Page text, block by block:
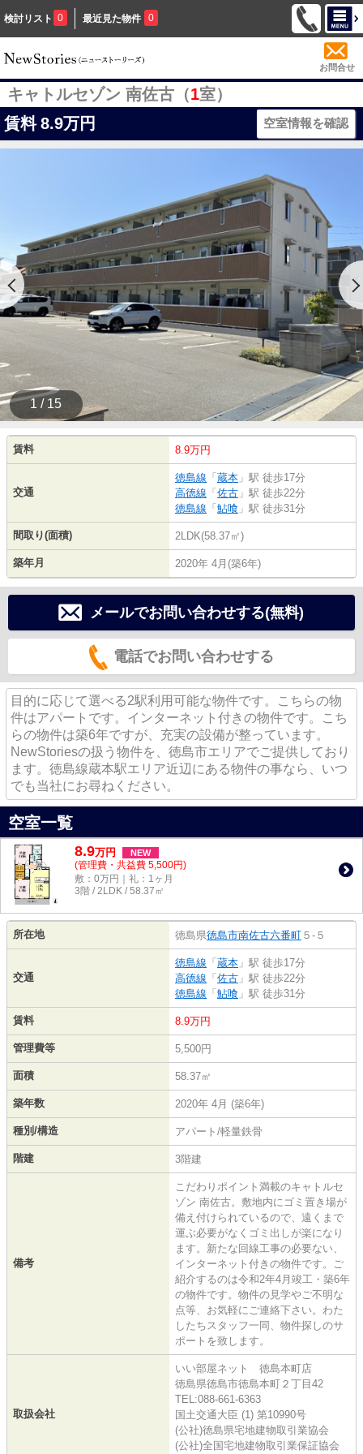
検討リスト 0 最近見た物件 0
お問合せ
キャトルセゾン 南佐古（1室）
賃料 8.9万円 空室情報を確認
1 / 15
賃料 8.9万円
交通
徳島線 「 蔵本 」駅 徒歩17分
高徳線 「 佐古 」駅 徒歩22分
徳島線 「 鮎喰 」駅 徒歩31分
間取り(面積) 2LDK(58.37㎡)
築年月 2020年 4月(築6年)
メールでお問い合わせする(無料)
電話でお問い合わせする
目的に応じて選べる2駅利用可能な物件です。こちらの物
件はアパートです。インターネット付きの物件です。こち
らの物件は築6年ですが、充実の設備が整っています。
NewStoriesの扱う物件を、徳島市エリアでご提供しており
ます。徳島線蔵本駅エリア近辺にある物件の事なら、いつ
でも当社にお尋ねください。
空室一覧
8.9万円 NEW
(管理費・共益費 5,500円)
敷：0万円｜礼：1ヶ月
3階 / 2LDK / 58.37㎡
所在地 徳島県徳島市南佐古六番町 ５-５
交通
徳島線 「 蔵本 」駅 徒歩17分
高徳線 「 佐古 」駅 徒歩22分
徳島線 「 鮎喰 」駅 徒歩31分
賃料 8.9万円
管理費等 5,500円
面積 58.37㎡
築年数 2020年 4月 (築6年)
種別/構造 アパート/軽量鉄骨
階建 3階建
備考
こだわりポイント満載のキャトルセ
ゾン 南佐古。敷地内にゴミ置き場が
備え付けられているので、遠くまで
運ぶ必要がなくゴミ出しが楽になり
ます。新たな回線工事の必要ない、
インターネット付きの物件です。ご
紹介するのは令和2年4月竣工・築6年
の物件です。物件の見学やご不明な
点等、お気軽にご連絡下さい。わた
したちスタッフ一同、物件探しのサ
ポートを致します。
取扱会社
いい部屋ネット 徳島本町店
徳島県徳島市徳島本町２丁目42
TEL:088-661-6363
国土交通大臣 (1) 第10990号
(公社)徳島県宅地建物取引業協会
(公社)全国宅地建物取引業保証協会